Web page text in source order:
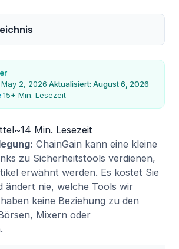
2, 2026·Aktualisiert: August 6, 2026
·15+ Min. Lesezeit
~14 Min. Lesezeit
ChainGain kann eine kleine
zu Sicherheitstools verdienen,
erwähnt werden. Es kostet Sie
ändert nie, welche Tools wir
keine Beziehung zu den
Mixern oder